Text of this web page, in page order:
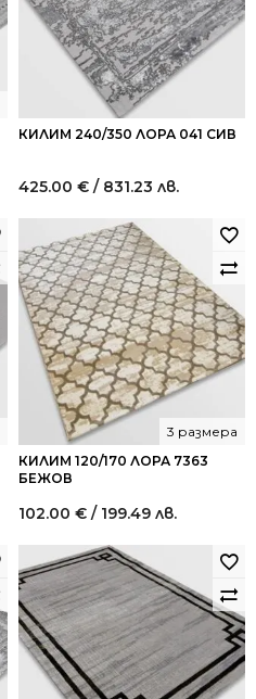
КИЛИМ 240/350 ЛОРА 041 СИВ
425.00 € / 831.23 лв.
КИЛИМ 120/170 ЛОРА 7363
БЕЖОВ
3 размера
102.00 € / 199.49 лв.